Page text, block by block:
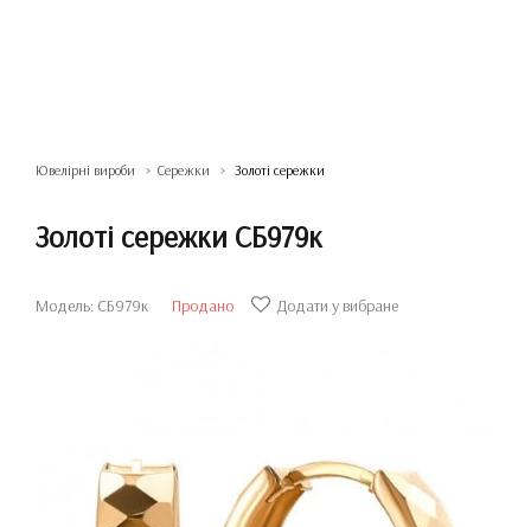
Ювелірні вироби Сережки Золоті сережки
Золоті сережки СБ979к
Модель: СБ979к Продано Додати у вибране